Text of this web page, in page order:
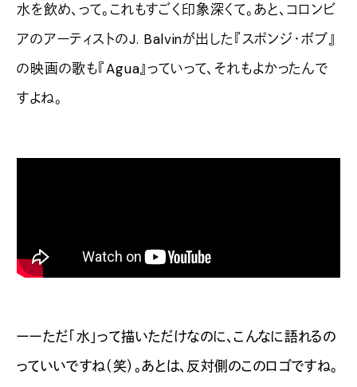
水を飲め、って。これもすごく印象深くて。あと、コロンビ
アのアーティストのJ. Balvinが出した『スポンジ・ボブ』
の映画の歌も『Agua』っていって、それもよかったんで
すよね。
ーーただ「水」って描いただけなのに、こんなに語れるの
っていいですね（笑）。あとは、反対側のこのロゴですね。